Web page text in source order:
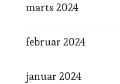
marts 2024
februar 2024
januar 2024